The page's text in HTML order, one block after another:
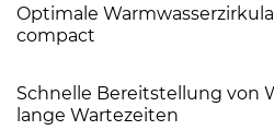
Optimale
compact
Schnelle Bereitstellung von
lange Wartezeiten